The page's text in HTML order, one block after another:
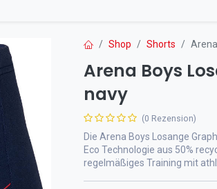
Shop Shorts
Arena Boys
navy
(0 Rezension)
Die Arena Boys Losange
Eco Technologie aus 50%
regelmäßiges Training mit